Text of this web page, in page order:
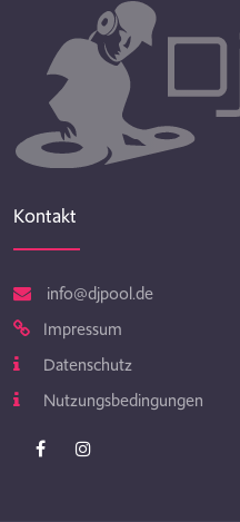
Kontakt
info@djpool.de
Impressum
Datenschutz
Nutzungsbedingungen